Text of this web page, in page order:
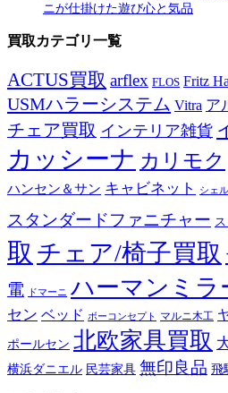
ニが仕掛けた遊び心と気品
買取カテゴリ一覧
ACTUS買取 arflex FLOS Fritz
USMハラーシステム Vitra ア
チェア買取 インテリア雑貨
カッシーナ カリモク
ハンセン＆サン キャビネット シェ
スタンダードファニチャー
取 チェア/椅子買取
電
ドマーニ ハーマンミラ
セン ベッド ボーコンセプト マルニ木工
ポールセン 北欧家具買取
横浜ダニエル 民芸家具 無印良品 飛